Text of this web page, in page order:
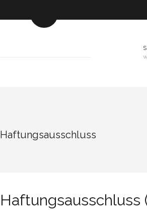
Haftungsausschluss
Haftungsausschluss